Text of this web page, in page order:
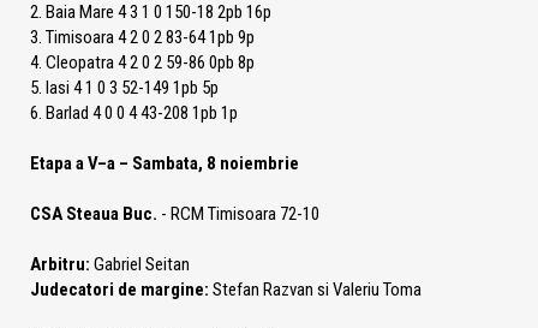
2. Baia Mare 4 3 1 0 150-18 2pb 16p
3. Timisoara 4 2 0 2 83-64 1pb 9p
4. Cleopatra 4 2 0 2 59-86 0pb 8p
5. Iasi 4 1 0 3 52-149 1pb 5p
6. Barlad 4 0 0 4 43-208 1pb 1p
Etapa a V–a – Sambata, 8 noiembrie
CSA Steaua Buc. - RCM Timisoara 72-10
Arbitru: Gabriel Seitan
Judecatori de margine: Stefan Razvan si Valeriu Toma